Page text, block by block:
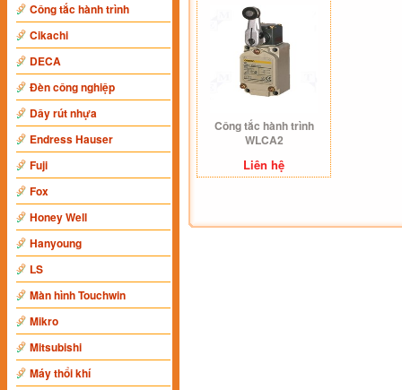
Công tắc hành trình
Cikachi
DECA
Đèn công nghiệp
Dây rút nhựa
Endress Hauser
Fuji
Fox
Honey Well
Hanyoung
LS
Màn hình Touchwin
Mikro
Mitsubishi
Máy thổi khí
Công tắc hành trình
WLCA2
Liên hệ